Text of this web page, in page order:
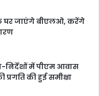
घर जाएंगे बीएलओ, करेंगे
निर्देशों में पीएम आवास
की हुई समीक्षा